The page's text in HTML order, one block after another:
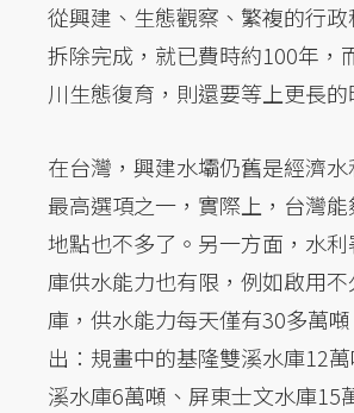
從興建、生態觀察、繁複的行
拆除完成，就已費時約100年，
川生態復育，則還要等上更長的
在台灣，興建水壩仍舊是經濟
最高選項之一，實際上，台灣
地點也不多了。另一方面，水
庫供水能力也有限，例如啟用
庫，供水能力每天僅有30多萬
出：規畫中的基隆雙溪水庫12
溪水庫6萬噸、屏東士文水庫15